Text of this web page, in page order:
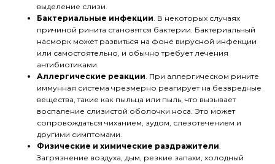
выделение слизи.
Бактериальные инфекции. В некоторых случаях
причиной ринита становятся бактерии. Бактериальный
насморк может развиться на фоне вирусной инфекции
или самостоятельно, и обычно требует лечения
антибиотиками.
Аллергические реакции. При аллергическом рините
иммунная система чрезмерно реагирует на безвредные
вещества, такие как пыльца или пыль, что вызывает
воспаление слизистой оболочки носа. Это может
сопровождаться чиханием, зудом, слезотечением и
другими симптомами.
Физические и химические раздражители.
Загрязнение воздуха, дым, резкие запахи, холодный